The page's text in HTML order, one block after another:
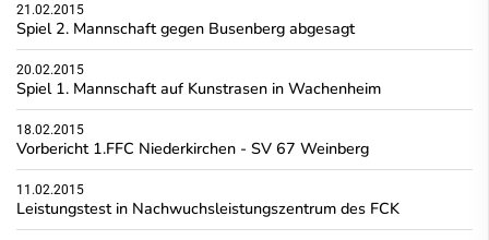
21.02.2015
Spiel 2. Mannschaft gegen Busenberg abgesagt
20.02.2015
Spiel 1. Mannschaft auf Kunstrasen in Wachenheim
18.02.2015
Vorbericht 1.FFC Niederkirchen - SV 67 Weinberg
11.02.2015
Leistungstest in Nachwuchsleistungszentrum des FCK